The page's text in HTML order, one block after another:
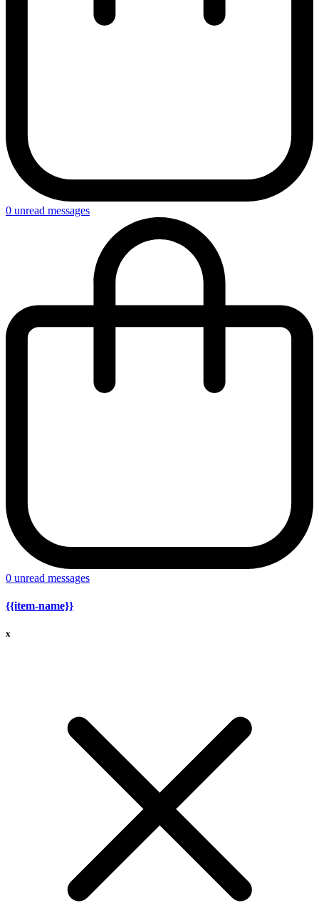
0 unread messages
0 unread messages
{{item-name}}
x